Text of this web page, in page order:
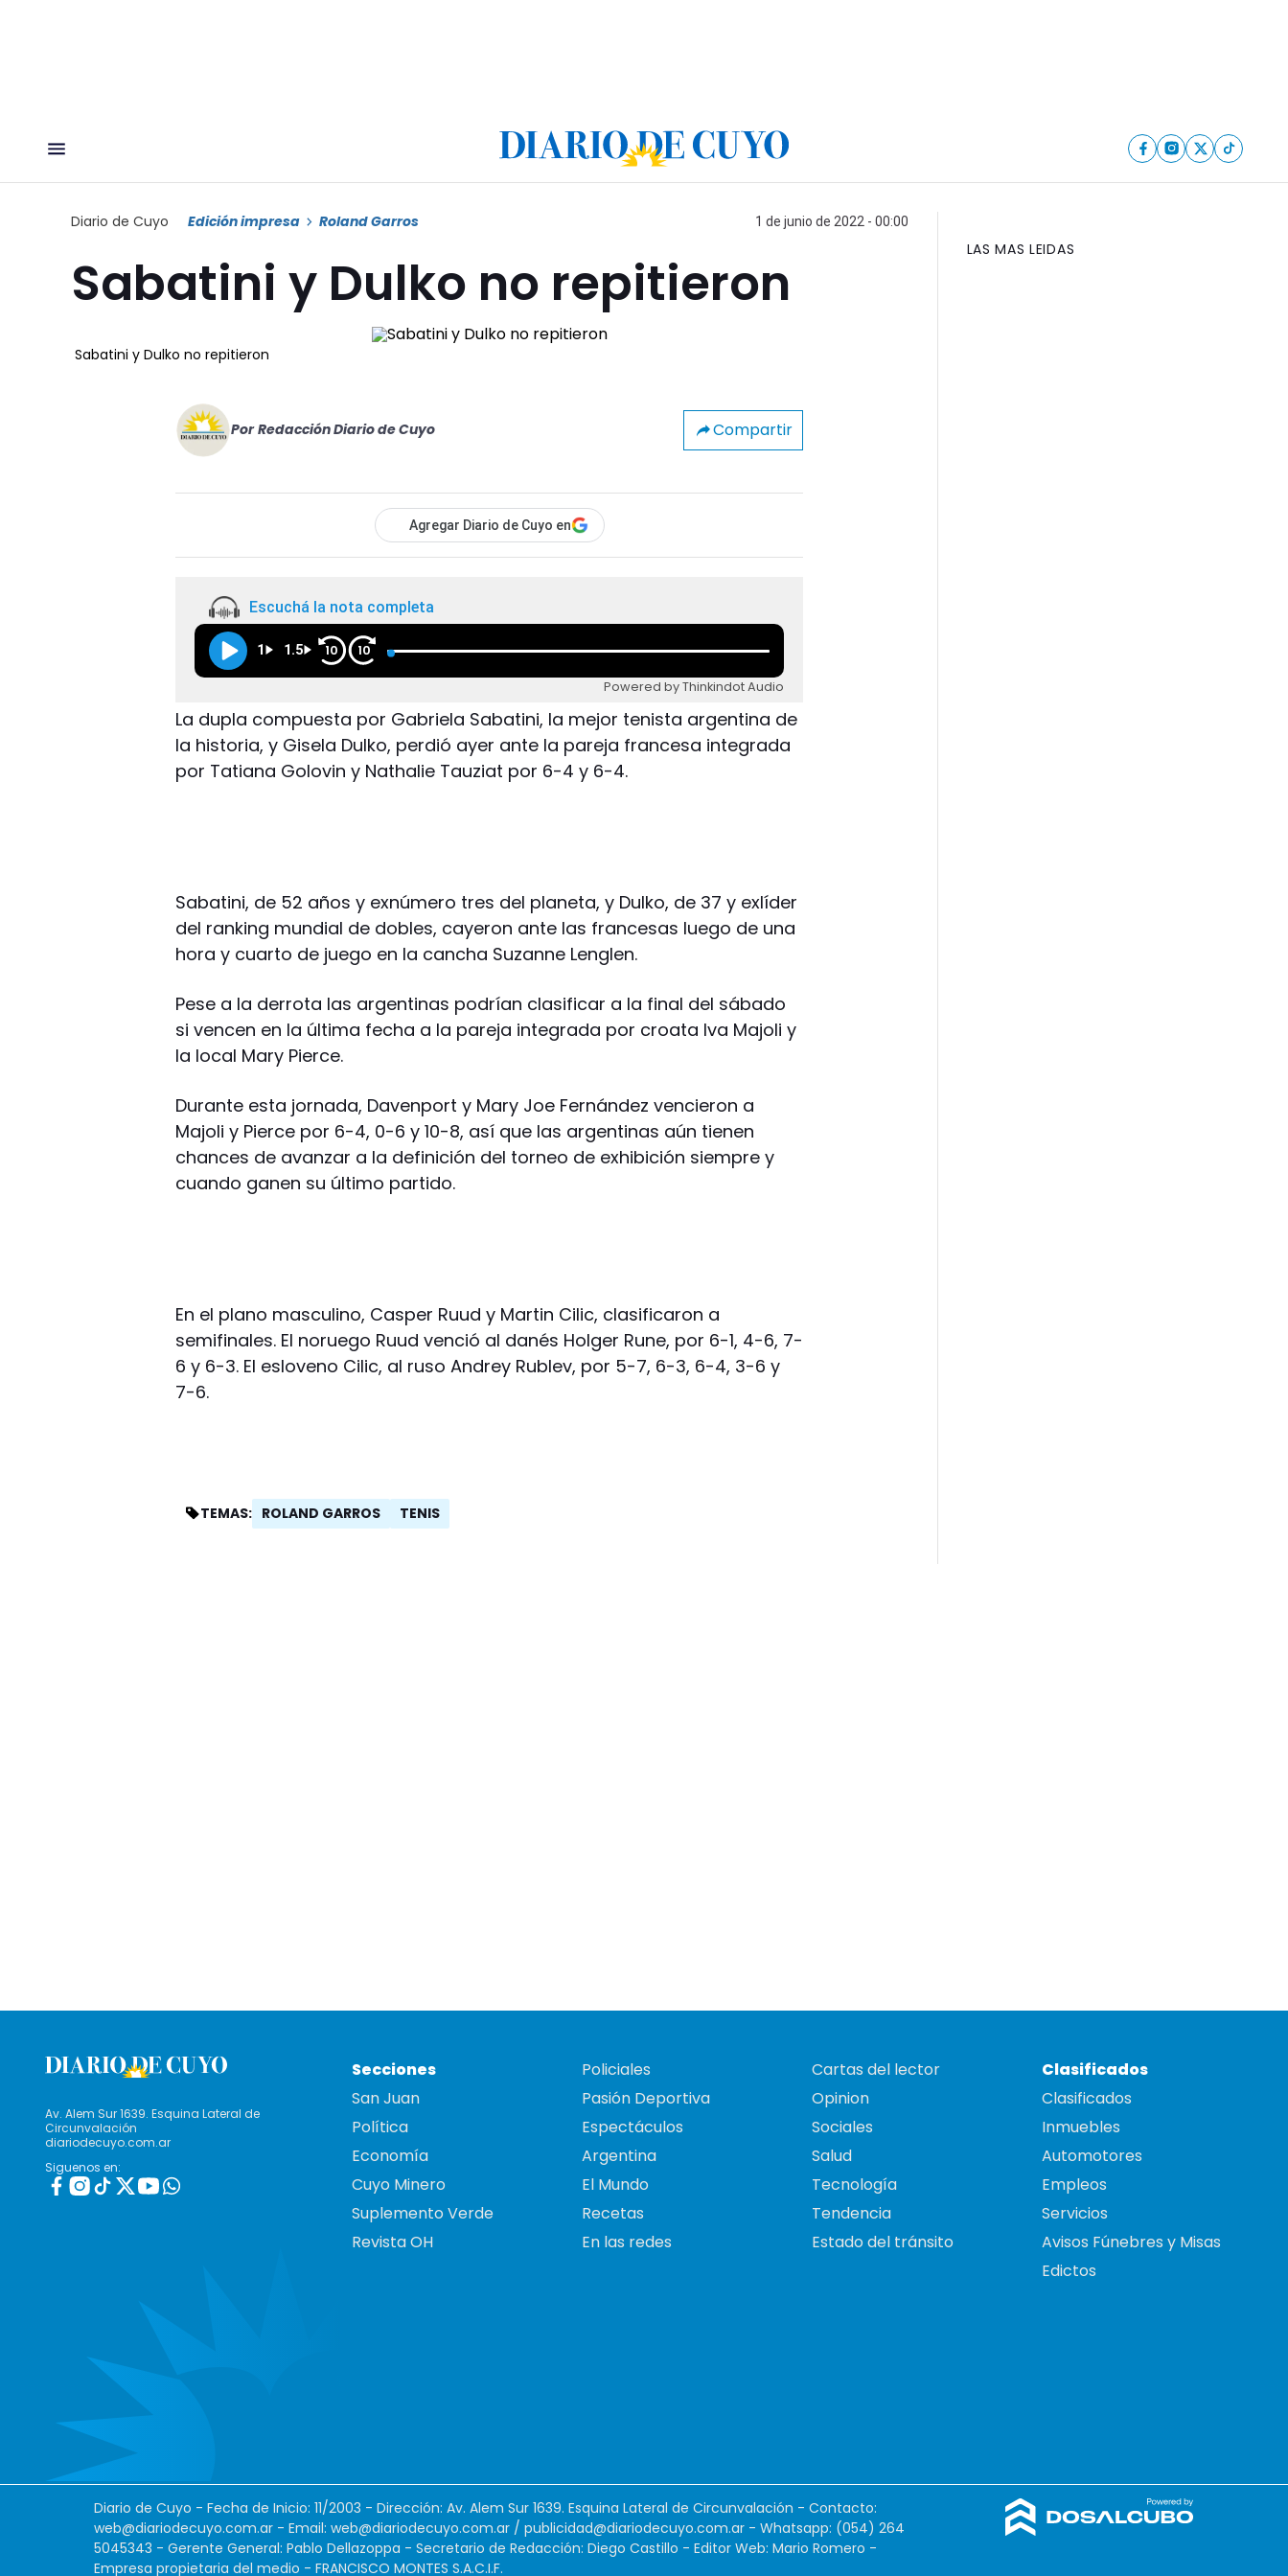
Diario de Cuyo Edición impresa Roland Garros 1 de junio de 2022 - 00:00
Sabatini y Dulko no repitieron
Sabatini y Dulko no repitieron
Por Redacción Diario de Cuyo Compartir
Agregar Diario de Cuyo en
Escuchá la nota completa
1 1.5 10 10
Powered by Thinkindot Audio
La dupla compuesta por Gabriela Sabatini, la mejor tenista argentina de
la historia, y Gisela Dulko, perdió ayer ante la pareja francesa integrada
por Tatiana Golovin y Nathalie Tauziat por 6-4 y 6-4.
Sabatini, de 52 años y exnúmero tres del planeta, y Dulko, de 37 y exlíder
del ranking mundial de dobles, cayeron ante las francesas luego de una
hora y cuarto de juego en la cancha Suzanne Lenglen.
Pese a la derrota las argentinas podrían clasificar a la final del sábado
si vencen en la última fecha a la pareja integrada por croata Iva Majoli y
la local Mary Pierce.
Durante esta jornada, Davenport y Mary Joe Fernández vencieron a
Majoli y Pierce por 6-4, 0-6 y 10-8, así que las argentinas aún tienen
chances de avanzar a la definición del torneo de exhibición siempre y
cuando ganen su último partido.
En el plano masculino, Casper Ruud y Martin Cilic, clasificaron a
semifinales. El noruego Ruud venció al danés Holger Rune, por 6-1, 4-6, 7-
6 y 6-3. El esloveno Cilic, al ruso Andrey Rublev, por 5-7, 6-3, 6-4, 3-6 y
7-6.
TEMAS: ROLAND GARROS TENIS
LAS MAS LEIDAS
Av. Alem Sur 1639. Esquina Lateral de
Circunvalación
diariodecuyo.com.ar
Siguenos en:
Secciones
San Juan
Política
Economía
Cuyo Minero
Suplemento Verde
Revista OH
Policiales
Pasión Deportiva
Espectáculos
Argentina
El Mundo
Recetas
En las redes
Cartas del lector
Opinion
Sociales
Salud
Tecnología
Tendencia
Estado del tránsito
Clasificados
Clasificados
Inmuebles
Automotores
Empleos
Servicios
Avisos Fúnebres y Misas
Edictos
Diario de Cuyo - Fecha de Inicio: 11/2003 - Dirección: Av. Alem Sur 1639. Esquina Lateral de Circunvalación - Contacto:
web@diariodecuyo.com.ar - Email: web@diariodecuyo.com.ar / publicidad@diariodecuyo.com.ar - Whatsapp: (054) 264
5045343 - Gerente General: Pablo Dellazoppa - Secretario de Redacción: Diego Castillo - Editor Web: Mario Romero -
Empresa propietaria del medio - FRANCISCO MONTES S.A.C.I.F.